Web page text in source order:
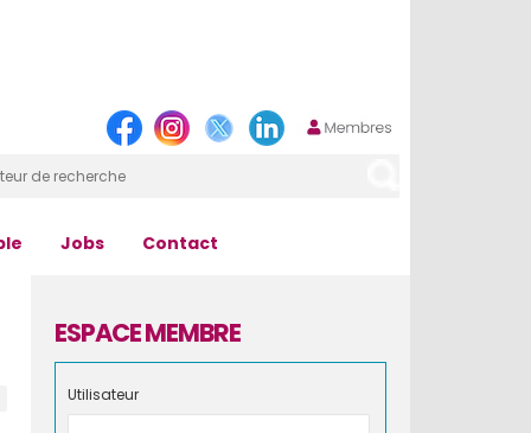
Jobs Contact
ESPACE MEMBRE
Utilisateur